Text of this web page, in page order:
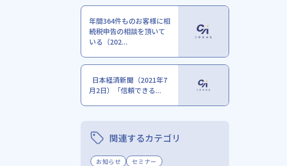
年間364件ものお客様に相
続税申告の相談を頂いて
いる（202...
日本経済新聞（2021年7
月2日）「信頼できる...
関連するカテゴリ
お知らせ セミナー